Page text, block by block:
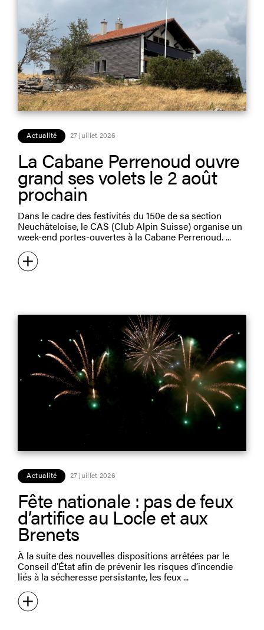
Actualité 27 juillet 2026
La Cabane Perrenoud ouvre
grand ses volets le 2 août
prochain
Dans le cadre des festivités du 150e de sa section
Neuchâteloise, le CAS (Club Alpin Suisse) organise un
week-end portes-ouvertes à la Cabane Perrenoud.
Actualité 27 juillet 2026
Fête nationale : pas de feux
d’artifice au Locle et aux
Brenets
À la suite des nouvelles dispositions arrêtées par le
Conseil d’État afin de prévenir les risques d’incendie
liés à la sécheresse persistante, les feux